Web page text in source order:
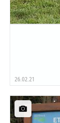
26.02.21